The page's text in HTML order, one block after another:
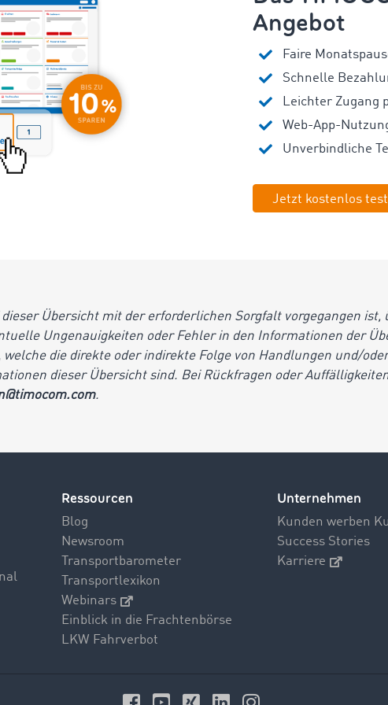
Angebot
Faire
Schnelle
Leichter Zugang
Web-App-
Unverbindliche
Jetzt kostenlos
dieser Übersicht mit der erforderlichen Sorgfalt vorgegangen
Ungenauigkeiten oder Fehler in den Informationen der
die direkte oder indirekte Folge von Handlungen und/
dieser Übersicht sind. Bei Rückfragen oder
.
Ressourcen
Blog
Newsroom
Transportbarometer
Transportlexikon
Webinars
Einblick in die Frachtenbörse
LKW Fahrverbot
Unternehmen
Kunden werben
Success Stories
Karriere